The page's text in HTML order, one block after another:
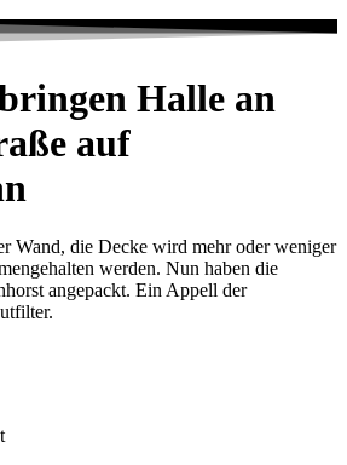
Halle an
auf
Wand, die Decke wird mehr oder weniger
werden. Nun haben die
angepackt. Ein Appell der